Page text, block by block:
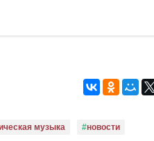
музыка новости